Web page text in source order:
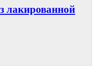
лакированной